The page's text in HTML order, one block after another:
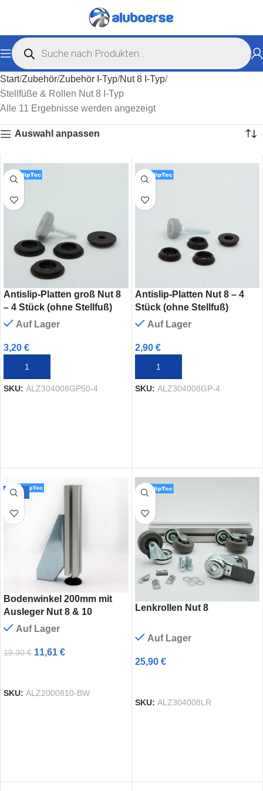
Start Zubehör Zubehör I-Typ Nut 8 I-Typ
Stellfüße & Rollen Nut 8 I-Typ
Alle 11 Ergebnisse werden angezeigt
Auswahl anpassen
Antislip-Platten groß Nut 8
– 4 Stück (ohne Stellfuß)
Auf Lager
3,20 €
IN DEN WARENKORB
SKU: ALZ304008GP50-4
Antislip-Platten Nut 8 – 4
Stück (ohne Stellfuß)
Auf Lager
2,90 €
IN DEN WARENKORB
SKU: ALZ304008GP-4
-40%
Bodenwinkel 200mm mit
Ausleger Nut 8 & 10
Auf Lager
19,30€ 11,61 €
SKU: ALZ2000810-BW
Lenkrollen Nut 8
Auf Lager
25,90 €
SKU: ALZ304008LR